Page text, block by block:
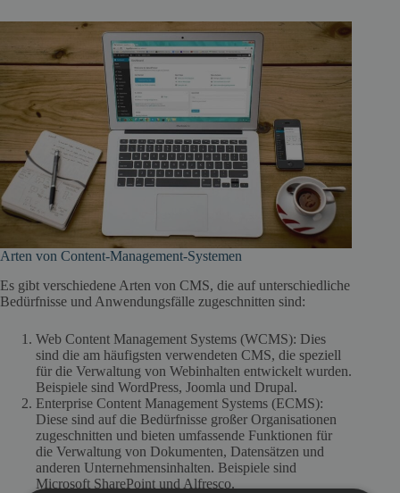
Arten von Content-Management-Systemen
Es gibt verschiedene Arten von CMS, die auf unterschiedliche
Bedürfnisse und Anwendungsfälle zugeschnitten sind:
Web Content Management Systems (WCMS): Dies
sind die am häufigsten verwendeten CMS, die speziell
für die Verwaltung von Webinhalten entwickelt wurden.
Beispiele sind WordPress, Joomla und Drupal.
Enterprise Content Management Systems (ECMS):
Diese sind auf die Bedürfnisse großer Organisationen
zugeschnitten und bieten umfassende Funktionen für
die Verwaltung von Dokumenten, Datensätzen und
anderen Unternehmensinhalten. Beispiele sind
Microsoft SharePoint und Alfresco.